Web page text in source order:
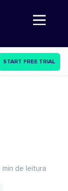
Abre a navegação
START FREE TRIAL
min de leitura